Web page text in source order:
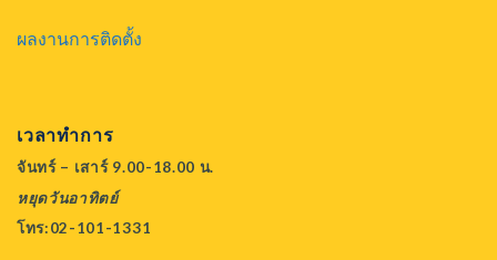
ผลงานการติดตั้ง
เวลาทำการ
จันทร์ – เสาร์ 9.00-18.00 น.
หยุดวันอาทิตย์
โทร:02-101-1331